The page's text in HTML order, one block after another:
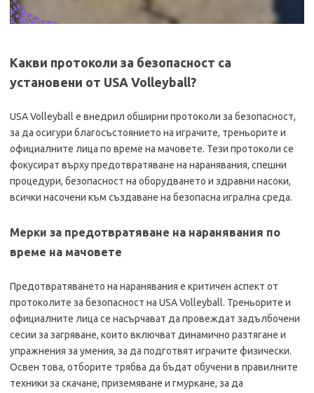
Какви протоколи за безопасност са
установени от USA Volleyball?
USA Volleyball е внедрил обширни протоколи за безопасност,
за да осигури благосъстоянието на играчите, треньорите и
официалните лица по време на мачовете. Тези протоколи се
фокусират върху предотвратяване на наранявания, спешни
процедури, безопасност на оборудването и здравни насоки,
всички насочени към създаване на безопасна игрална среда.
Мерки за предотвратяване на наранявания по
време на мачовете
Предотвратяването на наранявания е критичен аспект от
протоколите за безопасност на USA Volleyball. Треньорите и
официалните лица се насърчават да провеждат задълбочени
сесии за загряване, които включват динамично разтягане и
упражнения за умения, за да подготвят играчите физически.
Освен това, отборите трябва да бъдат обучени в правилните
техники за скачане, приземяване и гмуркане, за да